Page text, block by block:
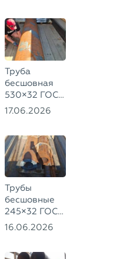
Труба
бесшовная
530×32 ГОСТ
8732-78, ст.
17.06.2026
Трубы
бесшовные
245×32 ГОСТ
8732-78, ст.
16.06.2026